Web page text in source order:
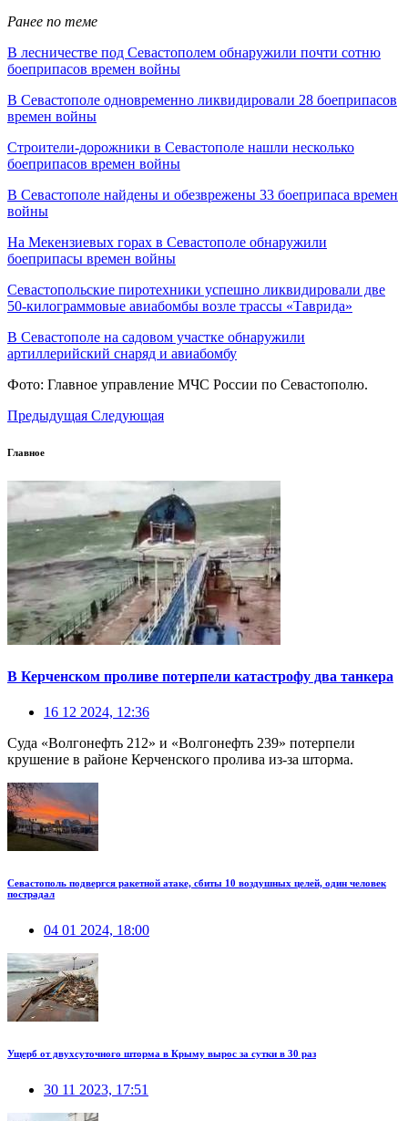
Ранее по теме
В лесничестве под Севастополем обнаружили почти сотню
боеприпасов времен войны
В Севастополе одновременно ликвидировали 28 боеприпасов
времен войны
Строители-дорожники в Севастополе нашли несколько
боеприпасов времен войны
В Севастополе найдены и обезврежены 33 боеприпаса времен
войны
На Мекензиевых горах в Севастополе обнаружили
боеприпасы времен войны
Севастопольские пиротехники успешно ликвидировали две
50-килограммовые авиабомбы возле трассы «Таврида»
В Севастополе на садовом участке обнаружили
артиллерийский снаряд и авиабомбу
Фото: Главное управление МЧС России по Севастополю.
Предыдущая Следующая
Главное
В Керченском проливе потерпели катастрофу два танкера
16 12 2024, 12:36
Суда «Волгонефть 212» и «Волгонефть 239» потерпели
крушение в районе Керченского пролива из-за шторма.
Севастополь подвергся ракетной атаке, сбиты 10 воздушных целей, один человек
пострадал
04 01 2024, 18:00
Ущерб от двухсуточного шторма в Крыму вырос за сутки в 30 раз
30 11 2023, 17:51